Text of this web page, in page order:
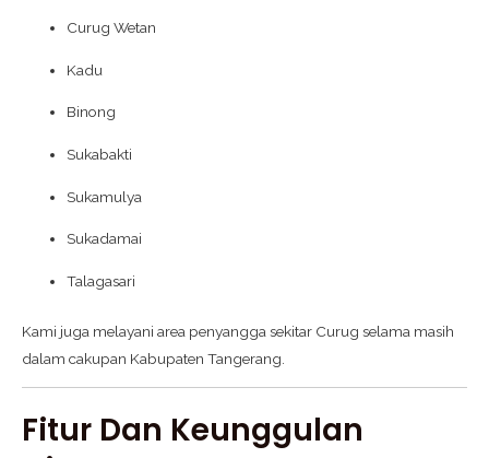
Curug Wetan
Kadu
Binong
Sukabakti
Sukamulya
Sukadamai
Talagasari
Kami juga melayani area penyangga sekitar Curug selama masih
dalam cakupan Kabupaten Tangerang.
Fitur Dan Keunggulan